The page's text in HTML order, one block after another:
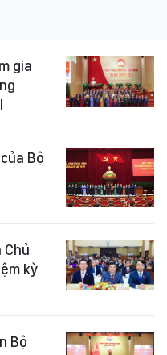
gia
Bộ
Chủ
kỳ
Bộ